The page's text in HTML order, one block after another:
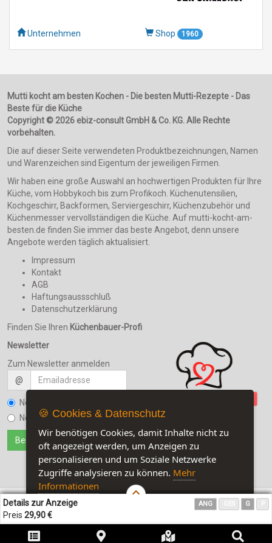
Unternehmen Shop 1960
Details zur Anzeige ANG G
Preis 29,90 €
Mutti kocht am besten Kochen - Die besten Mutti-Rezepte - Das
Beste für die Küche
Copyright © 2026 ebiz-consult GmbH & Co. KG. Alle Rechte
vorbehalten.
Die auf dieser Seite verwendeten Produktbezeichnungen, Namen
und Warenzeichen sind Eigentum der jeweiligen Firmen.
Wir haben eine große Auswahl an hochwertigen Produkten für Ihre
Küche, vom Hobbykoch bis zum Profikoch. Küchenutensilien,
Kochgeschirr, Backformen, Serviergeschirr, Küchenzubehör und
Küchenmesser vervollständigen die Küche. Auf mutti-kocht-am-
besten.de finden Sie immer das beste Angebot, denn unsere
Angebote werden täglich aktualisiert.
Impressum
Kontakt
AGB
Haftungsaussschluß
Datenschutzerklärung
Finden Sie Ihren Küchenbauer-Profi
Newsletter
Zum Newsletter anmelden
@
Newsletter bestellen
Newsletter kündigen
🍪 Cookies & Datenschutz
Wir benötigen Cookies, damit Inhalte nicht zu
oft angezeigt werden, um Anzeigen zu
personalisieren und um Soziale Netzwerke
Zugriffe analysieren zu können. Mehr
Informationen
Customise Cookies